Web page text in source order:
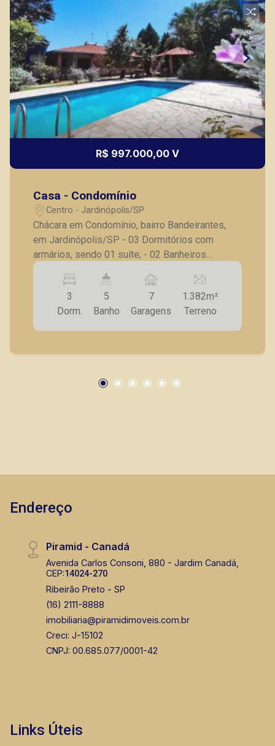
Lucelia Mariotti
CRECI 146320 - Venda
(16) 99222-2915
CORRETOR DE PLANTÃO
CRECI 270092 - Venda
(16) 99263-0551
Corretor(a) Online
CRECI 307.010 - Venda
Fabiana Gonçalves
CRECI 293.460 - Venda
CORRETOR DE PLANTÃO
R$ 997.000,00 V
Casa - Condomínio
Centro - Jardinópolis/SP
Chácara em Condomínio, bairro Bandeirantes,
em Jardinópolis/SP - 03 Dormitórios com
armários, sendo 01 suíte; - 02 Banheiros
completos; - Sala ampla para 02 ambientes; -
Sala de jantar; - Cozinha com armário; -
Churrasqueira; - Despensa; - Lavanderia; -
Piscina; - Quiosque; - 02 Vestiários; - Quintal; -
Horta; - Pomar; - Galinheiro; - 07 Vagas de
seus clientes com agilidade e segurança, em
mesmo nos principais lançamentos da cidade
3
Dorm.
5
Banho
7
Garagens
1.382m²
Terreno
Endereço
Piramid - Canadá
Avenida Carlos Consoni, 880 - Jardim Canadá,
CEP:14024-270
Ribeirão Preto - SP
(16) 2111-8888
imobiliaria@piramidimoveis.com.br
Creci: J-15102
CNPJ: 00.685.077/0001-42
Links Úteis